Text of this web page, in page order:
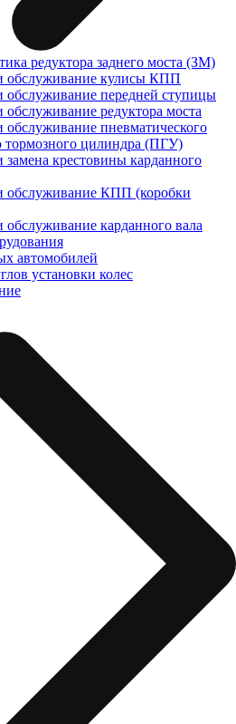
редуктора заднего моста (ЗМ)
обслуживание кулисы КПП
обслуживание передней ступицы
обслуживание редуктора моста
обслуживание пневматического
тормозного цилиндра (ПГУ)
замена крестовины карданного
обслуживание КПП (коробки
обслуживание карданного вала
автомобилей
установки колес